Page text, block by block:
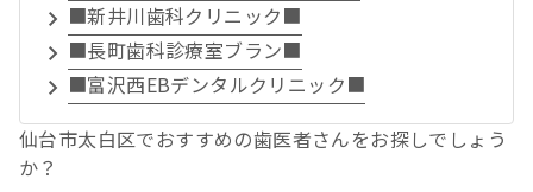
■新井川歯科クリニック■
■長町歯科診療室ブラン■
■富沢西EBデンタルクリニック■
仙台市太白区でおすすめの歯医者さんをお探しでしょう
か？